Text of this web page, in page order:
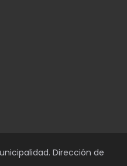
Dirección de